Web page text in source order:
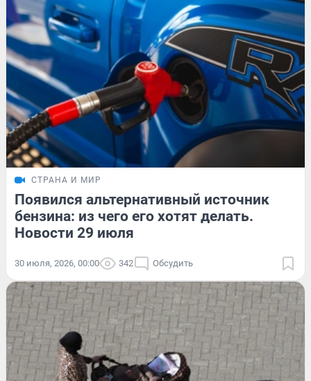
СТРАНА И МИР
Появился альтернативный источник
бензина: из чего его хотят делать.
Новости 29 июля
30 июля, 2026, 00:00 342 Обсудить